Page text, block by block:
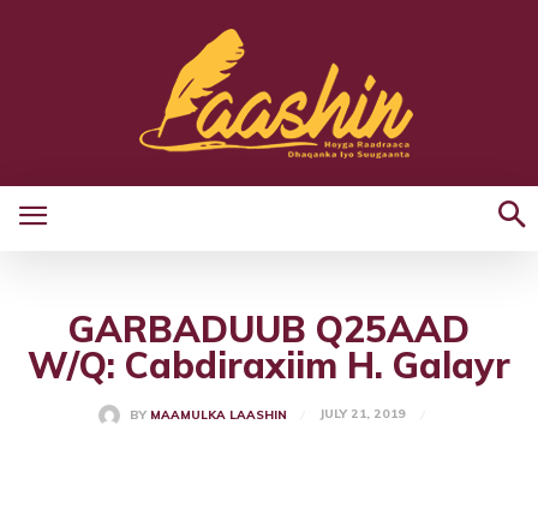
GARBADUUB Q25AAD
W/Q: Cabdiraxiim H. Galayr
BY MAAMULKA LAASHIN JULY 21, 2019